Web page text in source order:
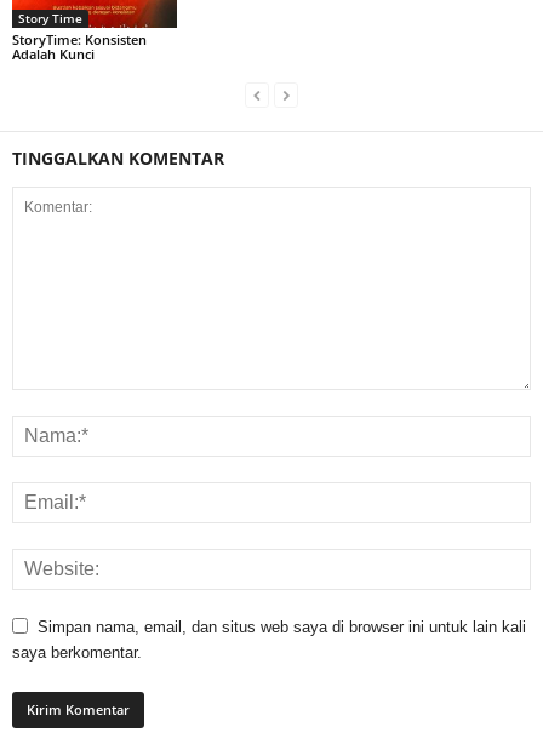
Story Time
StoryTime: Konsisten
Adalah Kunci
TINGGALKAN KOMENTAR
Simpan nama, email, dan situs web saya di browser ini untuk lain kali
saya berkomentar.